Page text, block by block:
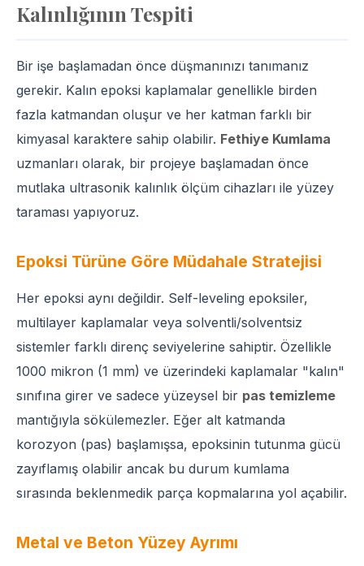
Kalınlığının Tespiti
Bir işe başlamadan önce düşmanınızı tanımanız
gerekir. Kalın epoksi kaplamalar genellikle birden
fazla katmandan oluşur ve her katman farklı bir
kimyasal karaktere sahip olabilir. Fethiye Kumlama
uzmanları olarak, bir projeye başlamadan önce
mutlaka ultrasonik kalınlık ölçüm cihazları ile yüzey
taraması yapıyoruz.
Epoksi Türüne Göre Müdahale Stratejisi
Her epoksi aynı değildir. Self-leveling epoksiler,
multilayer kaplamalar veya solventli/solventsiz
sistemler farklı direnç seviyelerine sahiptir. Özellikle
1000 mikron (1 mm) ve üzerindeki kaplamalar "kalın"
sınıfına girer ve sadece yüzeysel bir pas temizleme
mantığıyla sökülemezler. Eğer alt katmanda
korozyon (pas) başlamışsa, epoksinin tutunma gücü
zayıflamış olabilir ancak bu durum kumlama
sırasında beklenmedik parça kopmalarına yol açabilir.
Metal ve Beton Yüzey Ayrımı